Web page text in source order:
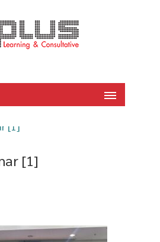
[1]